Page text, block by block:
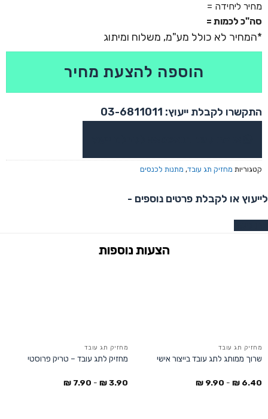
סה"כ לכמות =
מחיר ליחידה =
הוספה להצעת מחיר
התקשרו לקבלת ייעוץ: 03-6811011
קטגוריות מחזיק תג עובד, מתנות לכנסים
לייעוץ או לקבלת פרטים נוספים -
מחזיק תג עובד
שרוך ממותג לתג עובד בייצור אישי
6.40
₪
-
9.90
₪
מחזיק תג עובד
מחזיק לתג עובד – טריק פרוסטי
3.90
₪
-
7.90
₪